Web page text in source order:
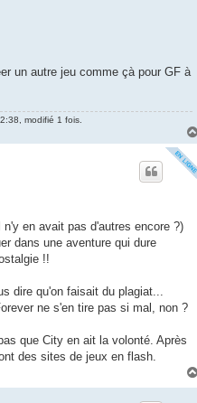
un autre jeu comme çà pour GF à
modifié 1 fois.
en avait pas d'autres encore ?)
dans une aventure qui dure
!!
dire qu'on faisait du plagiat...
ne s'en tire pas si mal, non ?
que City en ait la volonté. Après
des sites de jeux en flash.